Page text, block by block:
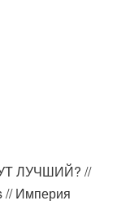
ЛУЧШИЙ? //
Империя